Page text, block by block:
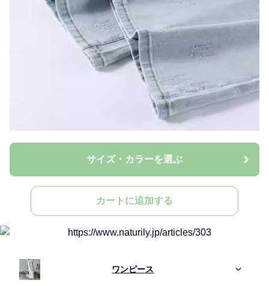
サイズ・カラーを選ぶ
カートに追加する
ワンピース